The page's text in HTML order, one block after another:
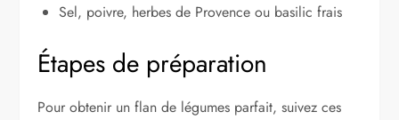
Sel, poivre, herbes de Provence ou basilic frais
Étapes de préparation
Pour obtenir un flan de légumes parfait, suivez ces